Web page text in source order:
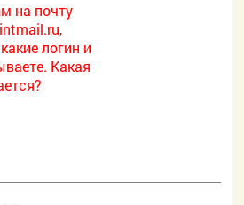
на почту
логин и
Какая